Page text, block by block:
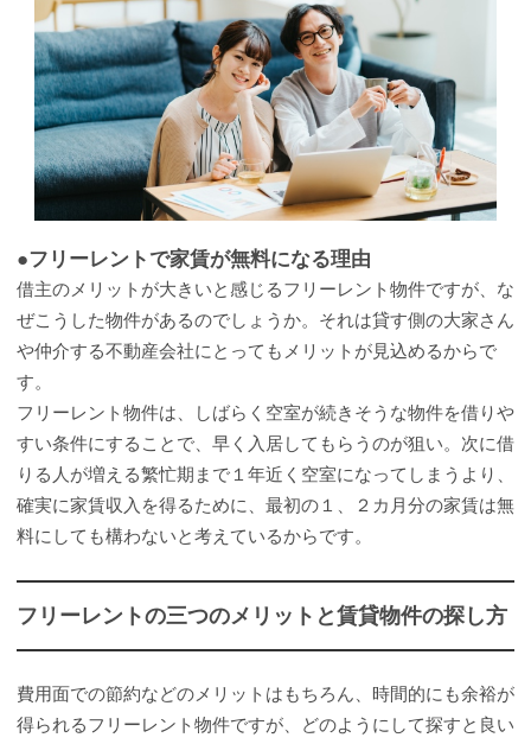
●フリーレントで家賃が無料になる理由
借主のメリットが大きいと感じるフリーレント物件ですが、な
ぜこうした物件があるのでしょうか。それは貸す側の大家さん
や仲介する不動産会社にとってもメリットが見込めるからで
す。
フリーレント物件は、しばらく空室が続きそうな物件を借りや
すい条件にすることで、早く入居してもらうのが狙い。次に借
りる人が増える繁忙期まで１年近く空室になってしまうより、
確実に家賃収入を得るために、最初の１、２カ月分の家賃は無
料にしても構わないと考えているからです。
フリーレントの三つのメリットと賃貸物件の探し方
費用面での節約などのメリットはもちろん、時間的にも余裕が
得られるフリーレント物件ですが、どのようにして探すと良い